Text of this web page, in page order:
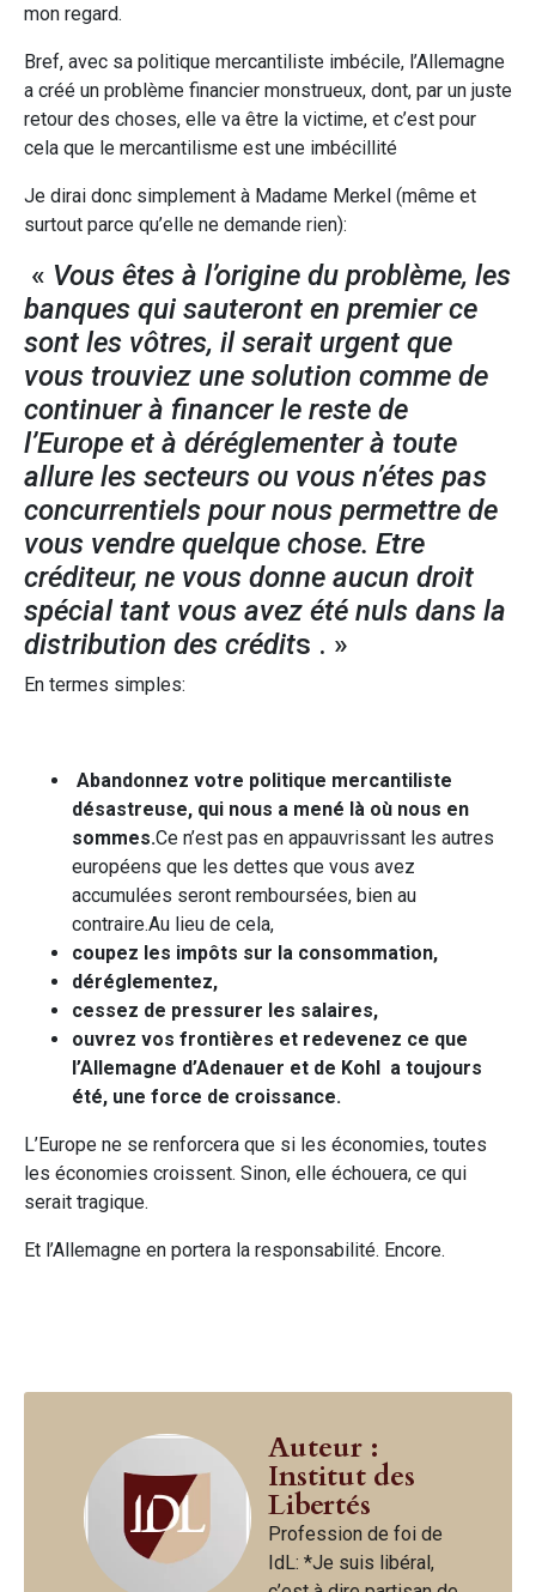
mon regard.
Bref, avec sa politique mercantiliste imbécile, l’Allemagne
a créé un problème financier monstrueux, dont, par un juste
retour des choses, elle va être la victime, et c’est pour
cela que le mercantilisme est une imbécillité
Je dirai donc simplement à Madame Merkel (même et
surtout parce qu’elle ne demande rien):
« Vous êtes à l’origine du problème, les
banques qui sauteront en premier ce
sont les vôtres, il serait urgent que
vous trouviez une solution comme de
continuer à financer le reste de
l’Europe et à déréglementer à toute
allure les secteurs ou vous n’étes pas
concurrentiels pour nous permettre de
vous vendre quelque chose. Etre
créditeur, ne vous donne aucun droit
spécial tant vous avez été nuls dans la
distribution des crédits . »
En termes simples:
Abandonnez votre politique mercantiliste
désastreuse, qui nous a mené là où nous en
sommes.Ce n’est pas en appauvrissant les autres
européens que les dettes que vous avez
accumulées seront remboursées, bien au
contraire.Au lieu de cela,
coupez les impôts sur la consommation,
déréglementez,
cessez de pressurer les salaires,
ouvrez vos frontières et redevenez ce que
l’Allemagne d’Adenauer et de Kohl a toujours
été, une force de croissance.
L’Europe ne se renforcera que si les économies, toutes
les économies croissent. Sinon, elle échouera, ce qui
serait tragique.
Et l’Allemagne en portera la responsabilité. Encore.
Auteur :
Institut des
Libertés
Profession de foi de
IdL: *Je suis libéral,